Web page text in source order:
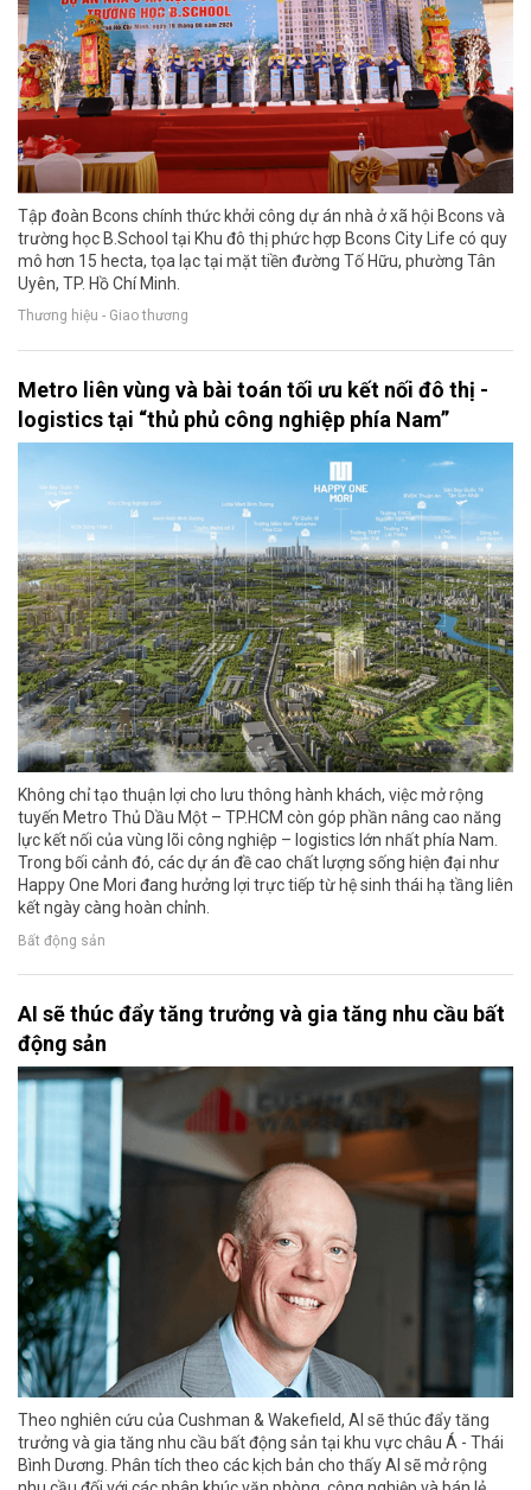
Tập đoàn Bcons chính thức khởi công dự án nhà ở xã hội Bcons và
trường học B.School tại Khu đô thị phức hợp Bcons City Life có quy
mô hơn 15 hecta, tọa lạc tại mặt tiền đường Tố Hữu, phường Tân
Uyên, TP. Hồ Chí Minh.
Thương hiệu - Giao thương
Metro liên vùng và bài toán tối ưu kết nối đô thị -
logistics tại “thủ phủ công nghiệp phía Nam”
Không chỉ tạo thuận lợi cho lưu thông hành khách, việc mở rộng
tuyến Metro Thủ Dầu Một – TP.HCM còn góp phần nâng cao năng
lực kết nối của vùng lõi công nghiệp – logistics lớn nhất phía Nam.
Trong bối cảnh đó, các dự án đề cao chất lượng sống hiện đại như
Happy One Mori đang hưởng lợi trực tiếp từ hệ sinh thái hạ tầng liên
kết ngày càng hoàn chỉnh.
Bất động sản
AI sẽ thúc đẩy tăng trưởng và gia tăng nhu cầu bất
động sản
Theo nghiên cứu của Cushman & Wakefield, AI sẽ thúc đẩy tăng
trưởng và gia tăng nhu cầu bất động sản tại khu vực châu Á - Thái
Bình Dương. Phân tích theo các kịch bản cho thấy AI sẽ mở rộng